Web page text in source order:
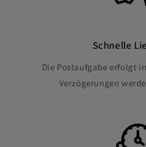
Schnelle
Die Postaufgabe erfolgt
Verzögerungen